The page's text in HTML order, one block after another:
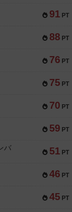
91 PT
88 PT
76 PT
75 PT
70 PT
59 PT
51 PT
バ
46 PT
45 PT